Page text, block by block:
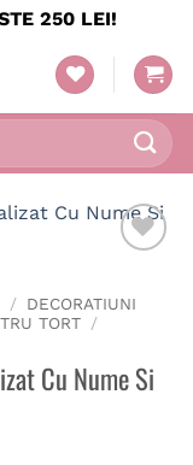
250 LEI!
/ DECORATIUNI
TORT /
Cu Nume Si